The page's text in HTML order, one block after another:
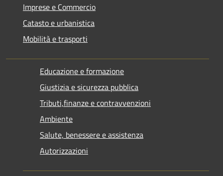
Imprese e Commercio
Catasto e urbanistica
Mobilità e trasporti
Educazione e formazione
Giustizia e sicurezza pubblica
Tributi,finanze e contravvenzioni
Ambiente
Salute, benessere e assistenza
Autorizzazioni